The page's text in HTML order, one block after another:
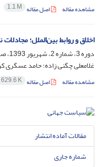
مشاهده مقاله اصل مقاله 1.1 M
اخلاق و روابط بین‌الملل؛
دوره 3، شماره 2، شهریور 1393، صفحه
غلامعلی چگنی زاده؛ حامد عسگری
مشاهده مقاله اصل مقاله 629.6 K
مقالات آماده انتشار
شماره جاری